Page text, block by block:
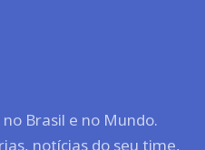
Brasil e no Mundo.
notícias do seu time,